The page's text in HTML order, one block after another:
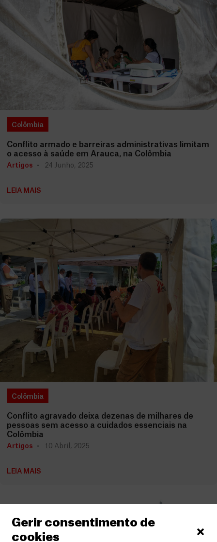
Gerir consentimento de
cookies
Colômbia
Conflito armado e barreiras administrativas limitam
o acesso à saúde em Arauca, na Colômbia
Artigos 24 Junho, 2025
LEIA MAIS
Colômbia
Conflito agravado deixa dezenas de milhares de
pessoas sem acesso a cuidados essenciais na
Colômbia
Artigos 10 Abril, 2025
LEIA MAIS